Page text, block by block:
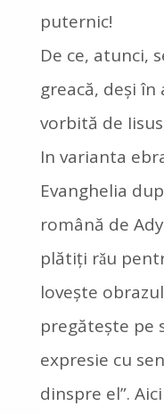
puternic!
De ce, atunci,
greacă, deși
vorbită de
In varianta
Evanghelia
română de
plătiți rǎu
lovește
pregătește pe
expresie cu
dinspre el”.